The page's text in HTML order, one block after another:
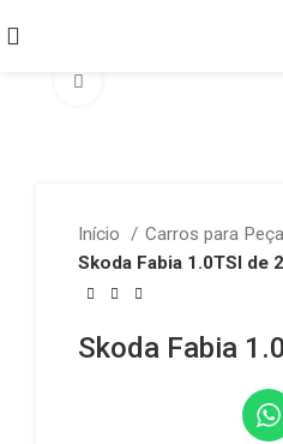
Início Carros para
Skoda Fabia 1.0TSI de
Skoda Fabia